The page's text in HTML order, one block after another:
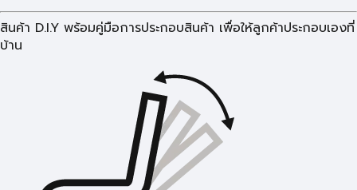
สินค้า D.I.Y พร้อมคู่มือการประกอบสินค้า เพื่อให้ลูกค้าประกอบเองที่
บ้าน